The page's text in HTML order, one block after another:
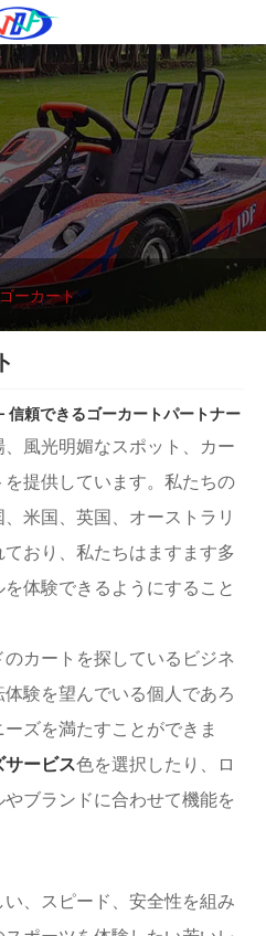
ーカート
信頼できるゴーカートパートナー
、風光明媚なスポット、カー
を提供しています。私たちの
米国、英国、オーストラリ
おり、私たちはますます多
体験できるようにすること
カートを探しているビジネ
験を望んでいる個人であろ
ズを満たすことができま
サービス色を選択したり、ロ
ブランドに合わせて機能を
い、スピード、安全性を組み